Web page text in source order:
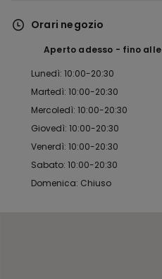
Orari negozio
Aperto adesso fino alle
Lunedì: 10:00-20:30
Martedì: 10:00-20:30
Mercoledì: 10:00-20:30
Giovedì: 10:00-20:30
Venerdì: 10:00-20:30
Sabato: 10:00-20:30
Domenica: Chiuso